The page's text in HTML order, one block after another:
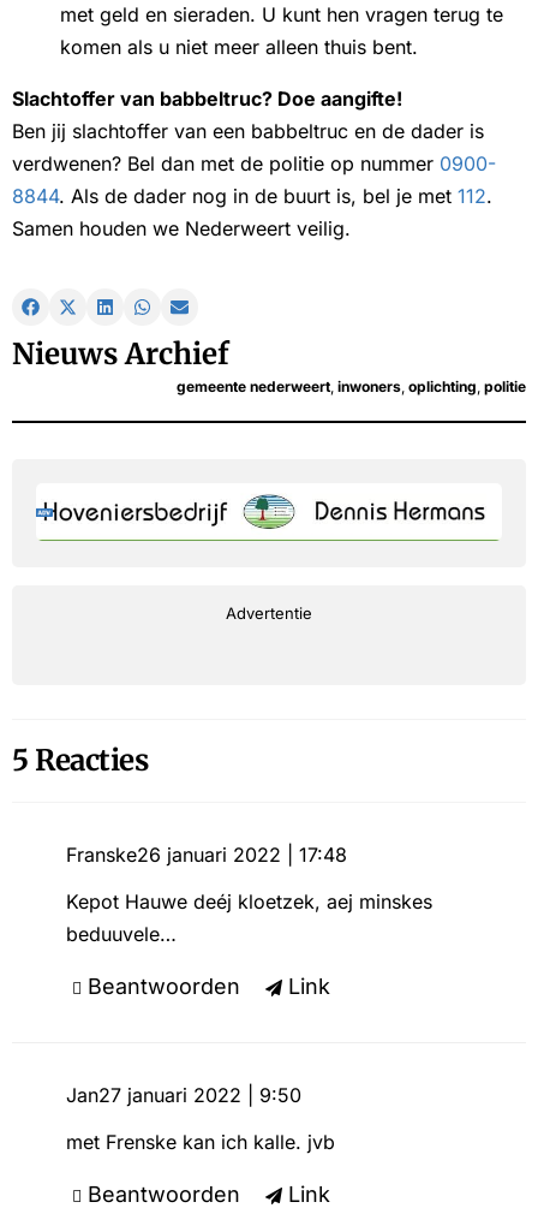
met geld en sieraden. U kunt hen vragen terug te
komen als u niet meer alleen thuis bent.
Slachtoffer van babbeltruc? Doe aangifte!
Ben jij slachtoffer van een babbeltruc en de dader is
verdwenen? Bel dan met de politie op nummer 0900-
8844. Als de dader nog in de buurt is, bel je met 112.
Samen houden we Nederweert veilig.
Nieuws Archief
gemeente nederweert inwoners oplichting politie
Advertentie
5 Reacties
Franske26 januari 2022 | 17:48
Kepot Hauwe deéj kloetzek, aej minskes
beduuvele…
Beantwoorden Link
Jan27 januari 2022 | 9:50
met Frenske kan ich kalle. jvb
Beantwoorden Link